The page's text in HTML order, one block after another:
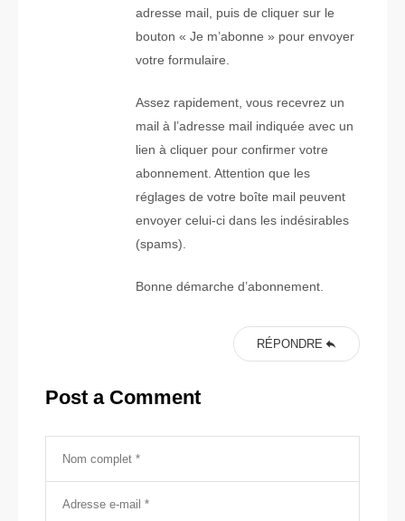
adresse mail, puis de cliquer sur le
bouton « Je m’abonne » pour envoyer
votre formulaire.
Assez rapidement, vous recevrez un
mail à l’adresse mail indiquée avec un
lien à cliquer pour confirmer votre
abonnement. Attention que les
réglages de votre boîte mail peuvent
envoyer celui-ci dans les indésirables
(spams).
Bonne démarche d’abonnement.
RÉPONDRE
Post a Comment